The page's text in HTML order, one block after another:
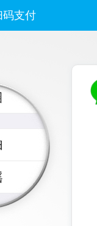
码支付